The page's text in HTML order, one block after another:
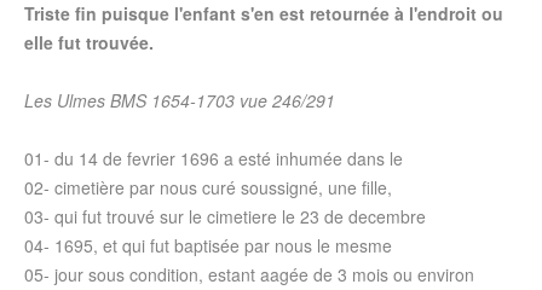
Triste fin puisque l'enfant s'en est retournée à l'endroit ou
elle fut trouvée.
Les Ulmes BMS 1654-1703 vue 246/291
01- du 14 de fevrier 1696 a esté inhumée dans le
02- cimetière par nous curé soussigné, une fille,
03- qui fut trouvé sur le cimetiere le 23 de decembre
04- 1695, et qui fut baptisée par nous le mesme
05- jour sous condition, estant aagée de 3 mois ou environ